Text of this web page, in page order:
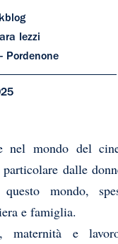
Iezzi
Pordenone
nel mondo del
dalle
mondo,
e famiglia.
maternità e